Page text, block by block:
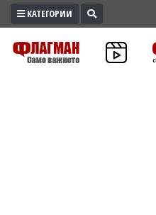
ПРОМО
ЗОНА
КАТЕГОРИИ